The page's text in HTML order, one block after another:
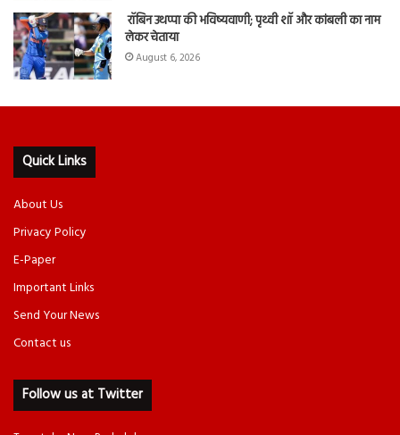
रॉबिन उथप्पा की भविष्यवाणी; पृथ्वी शॉ और कांबली का नाम
लेकर चेताया
August 6, 2026
Quick Links
About Us
Privacy Policy
E-Paper
Important Links
Send Your News
Contact us
Follow us at Twitter